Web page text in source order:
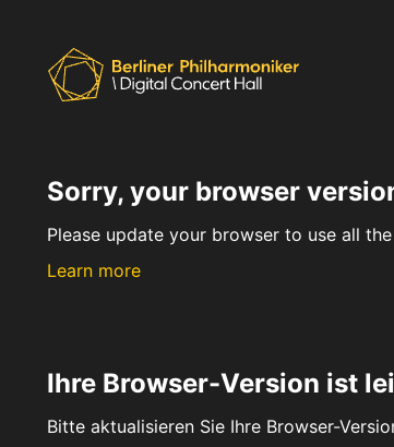
Sorry, your browser
Please update your browser to use all
Learn more
Ihre Browser-Version ist
Bitte aktualisieren Sie Ihre Browser-